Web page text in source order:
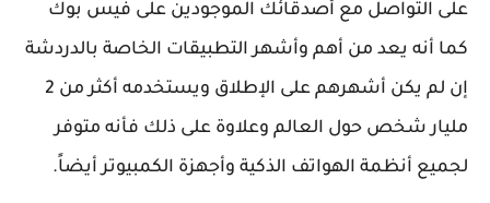
على التواصل مع أصدقائك الموجودين على فيس بوك
كما أنه يعد من أهم وأشهر التطبيقات الخاصة بالدردشة
إن لم يكن أشهرهم على الإطلاق ويستخدمه أكثر من 2
مليار شخص حول العالم وعلاوة على ذلك فأنه متوفر
لجميع أنظمة الهواتف الذكية وأجهزة الكمبيوتر أيضاً.